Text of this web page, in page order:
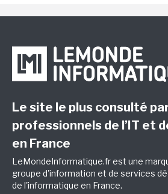
Le site le plus consulté
professionnels de l’IT et
en France
LeMondeInformatique.fr est une
groupe d'information et de services
de l'informatique en France.